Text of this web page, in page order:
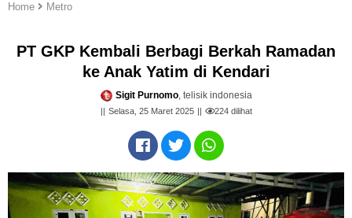
Home Metro
PT GKP Kembali Berbagi Berkah Ramadan
ke Anak Yatim di Kendari
Sigit Purnomo, telisik indonesia
Selasa, 25 Maret 2025 224dilihat